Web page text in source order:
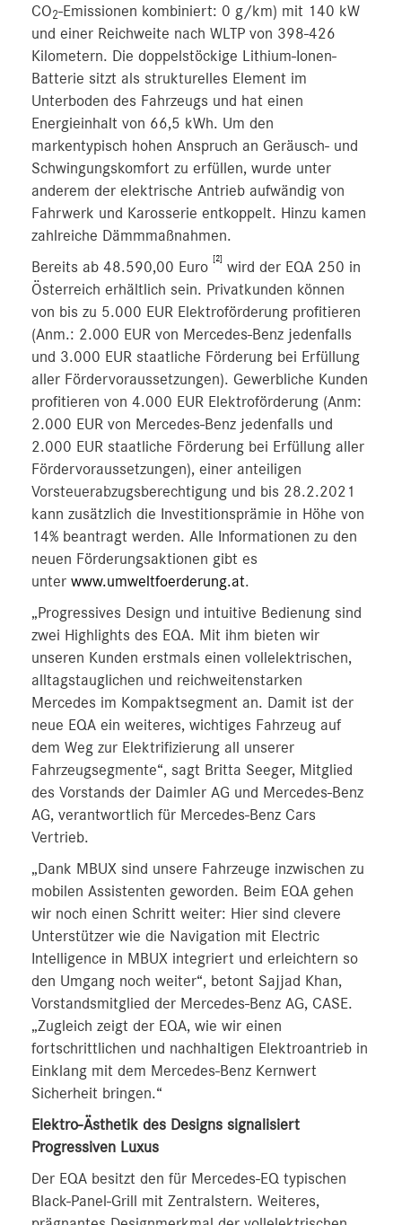
CO2-Emissionen kombiniert: 0 g/km) mit 140 kW
und einer Reichweite nach WLTP von 398-426
Kilometern. Die doppelstöckige Lithium-Ionen-
Batterie sitzt als strukturelles Element im
Unterboden des Fahrzeugs und hat einen
Energieinhalt von 66,5 kWh. Um den
markentypisch hohen Anspruch an Geräusch- und
Schwingungskomfort zu erfüllen, wurde unter
anderem der elektrische Antrieb aufwändig von
Fahrwerk und Karosserie entkoppelt. Hinzu kamen
zahlreiche Dämmmaßnahmen.
Bereits ab 48.590,00 Euro
[2]
wird der EQA 250 in
Österreich erhältlich sein. Privatkunden können
von bis zu 5.000 EUR Elektroförderung profitieren
(Anm.: 2.000 EUR von Mercedes-Benz jedenfalls
und 3.000 EUR staatliche Förderung bei Erfüllung
aller Fördervoraussetzungen). Gewerbliche Kunden
profitieren von 4.000 EUR Elektroförderung (Anm:
2.000 EUR von Mercedes-Benz jedenfalls und
2.000 EUR staatliche Förderung bei Erfüllung aller
Fördervoraussetzungen), einer anteiligen
Vorsteuerabzugsberechtigung und bis 28.2.2021
kann zusätzlich die Investitionsprämie in Höhe von
14% beantragt werden. Alle Informationen zu den
neuen Förderungsaktionen gibt es
unter www.umweltfoerderung.at.
„Progressives Design und intuitive Bedienung sind
zwei Highlights des EQA. Mit ihm bieten wir
unseren Kunden erstmals einen vollelektrischen,
alltagstauglichen und reichweitenstarken
Mercedes im Kompaktsegment an. Damit ist der
neue EQA ein weiteres, wichtiges Fahrzeug auf
dem Weg zur Elektrifizierung all unserer
Fahrzeugsegmente“, sagt Britta Seeger, Mitglied
des Vorstands der Daimler AG und Mercedes-Benz
AG, verantwortlich für Mercedes-Benz Cars
Vertrieb.
„Dank MBUX sind unsere Fahrzeuge inzwischen zu
mobilen Assistenten geworden. Beim EQA gehen
wir noch einen Schritt weiter: Hier sind clevere
Unterstützer wie die Navigation mit Electric
Intelligence in MBUX integriert und erleichtern so
den Umgang noch weiter“, betont Sajjad Khan,
Vorstandsmitglied der Mercedes-Benz AG, CASE.
„Zugleich zeigt der EQA, wie wir einen
fortschrittlichen und nachhaltigen Elektroantrieb in
Einklang mit dem Mercedes-Benz Kernwert
Sicherheit bringen.“
Elektro-Ästhetik des Designs signalisiert
Progressiven Luxus
Der EQA besitzt den für Mercedes-EQ typischen
Black-Panel-Grill mit Zentralstern. Weiteres,